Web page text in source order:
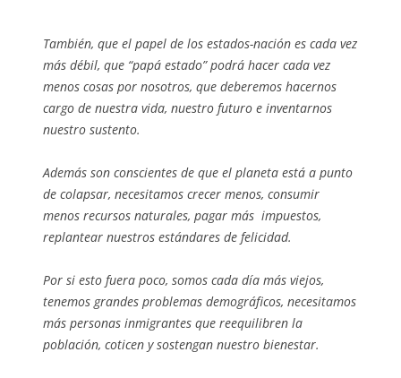
También, que el papel de los estados-nación es cada vez
más débil, que “papá estado” podrá hacer cada vez
menos cosas por nosotros, que deberemos hacernos
cargo de nuestra vida, nuestro futuro e inventarnos
nuestro sustento.
Además son conscientes de que el planeta está a punto
de colapsar, necesitamos crecer menos, consumir
menos recursos naturales, pagar más impuestos,
replantear nuestros estándares de felicidad.
Por si esto fuera poco, somos cada día más viejos,
tenemos grandes problemas demográficos, necesitamos
más personas inmigrantes que reequilibren la
población, coticen y sostengan nuestro bienestar.